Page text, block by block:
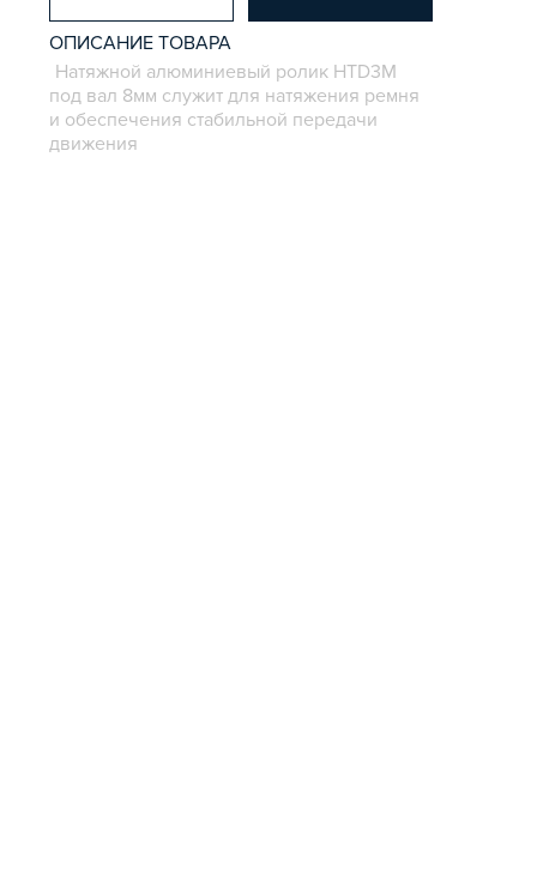
ОПИСАНИЕ ТОВАРА
Натяжной алюминиевый ролик HTD3M
под вал 8мм служит для натяжения ремня
и обеспечения стабильной передачи
движения